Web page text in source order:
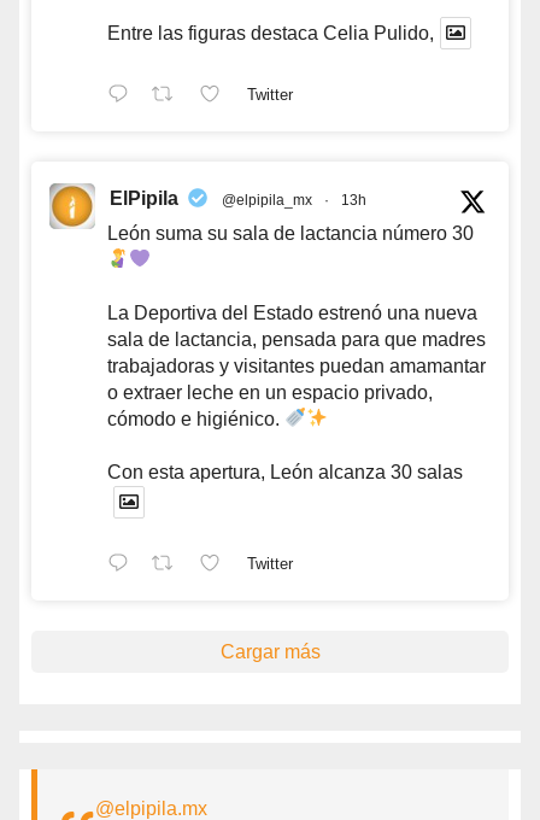
Entre las figuras destaca Celia Pulido,
Twitter
ElPipila @elpipila_mx · 13h
León suma su sala de lactancia número 30
La Deportiva del Estado estrenó una nueva
sala de lactancia, pensada para que madres
trabajadoras y visitantes puedan amamantar
o extraer leche en un espacio privado,
cómodo e higiénico.
Con esta apertura, León alcanza 30 salas
Twitter
Cargar más
@elpipila.mx